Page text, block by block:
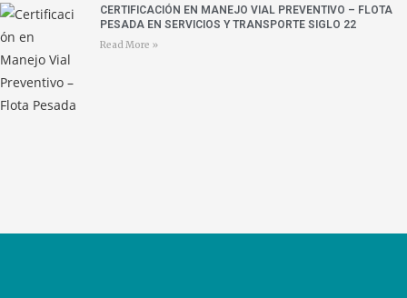
CERTIFICACIÓN EN MANEJO VIAL PREVENTIVO – FLOTA
PESADA EN SERVICIOS Y TRANSPORTE SIGLO 22
Read More »